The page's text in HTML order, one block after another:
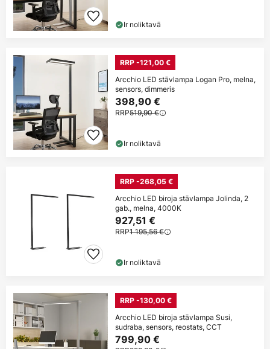
Ir noliktavā
RRP -121,00 €
Arcchio LED stāvlampa Logan Pro, melna,
sensors, dimmeris
398,90 €
RRP519,90 €
Ir noliktavā
RRP -268,05 €
Arcchio LED biroja stāvlampa Jolinda, 2
gab., melna, 4000K
927,51 €
RRP1 195,56 €
Ir noliktavā
RRP -130,00 €
Arcchio LED biroja stāvlampa Susi,
sudraba, sensors, reostats, CCT
799,90 €